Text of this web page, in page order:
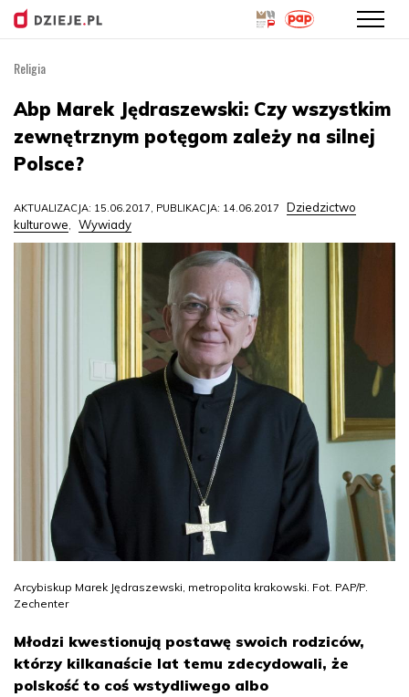
treści
Religia
Abp Marek Jędraszewski: Czy wszystkim
zewnętrznym potęgom zależy na silnej
Polsce?
AKTUALIZACJA: 15.06.2017, PUBLIKACJA: 14.06.2017
Dziedzictwo
kulturowe, Wywiady
Arcybiskup Marek Jędraszewski, metropolita krakowski. Fot. PAP/P.
Zechenter
Młodzi kwestionują postawę swoich rodziców,
którzy kilkanaście lat temu zdecydowali, że
polskość to coś wstydliwego albo